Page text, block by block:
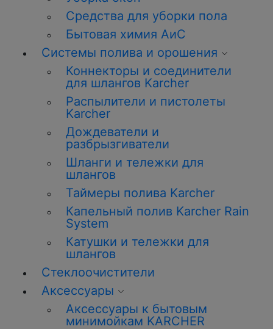
Средства для уборки пола
Бытовая химия АиС
Системы полива и орошения
Коннекторы и соединители
для шлангов Karcher
Распылители и пистолеты
Karcher
Дождеватели и
разбрызгиватели
Шланги и тележки для
шлангов
Таймеры полива Karcher
Капельный полив Karcher Rain
System
Катушки и тележки для
шлангов
Стеклоочистители
Аксессуары
Аксессуары к бытовым
минимойкам KARCHER